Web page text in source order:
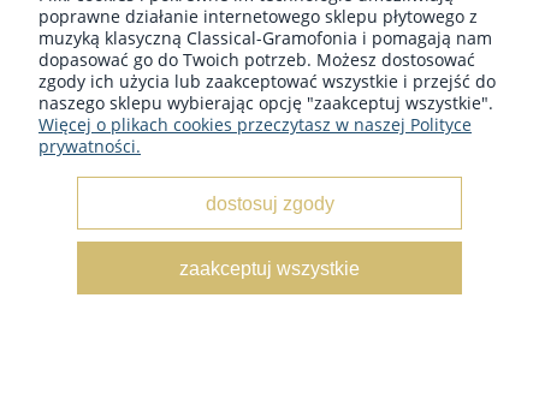
Płyty winylowe z muzyka klasyczną - Sklep płytowy
classical-gramofonia.com
Copyright © 2022 - 2026 CLASSICAL-GRAMOFONIA
pokaż pełną wersję strony
Sklep internetowy Shoper.pl
poprawne działanie internetowego sklepu płytowego z
muzyką klasyczną Classical-Gramofonia i pomagają nam
dopasować go do Twoich potrzeb. Możesz dostosować
zgody ich użycia lub zaakceptować wszystkie i przejść do
naszego sklepu wybierając opcję "zaakceptuj wszystkie".
Więcej o plikach cookies przeczytasz w naszej Polityce
prywatności.
dostosuj zgody
zaakceptuj wszystkie